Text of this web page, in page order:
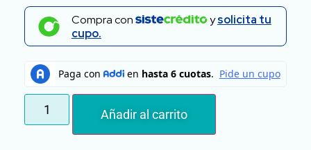
Compra con ysolicita tu
cupo.
Añadir al carrito